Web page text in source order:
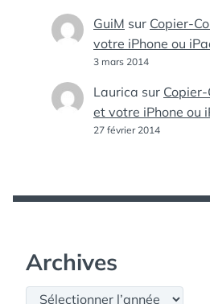
GuiM sur Copier-
votre iPhone ou
3 mars 2014
Laurica sur
et votre iPhone ou
27 février 2014
Archives
Archives